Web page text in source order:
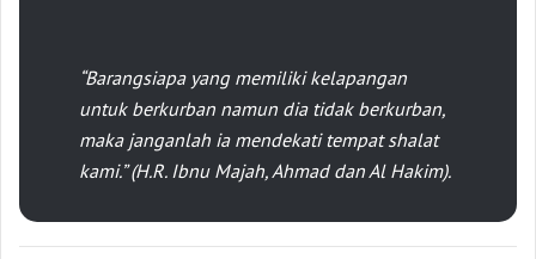
“Barangsiapa yang memiliki kelapangan
untuk berkurban namun dia tidak berkurban,
maka janganlah ia mendekati tempat shalat
kami.” (H.R. Ibnu Majah, Ahmad dan Al Hakim).